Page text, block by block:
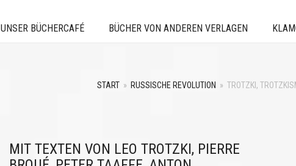
UNSER BÜCHERCAFÉ BÜCHER VON ANDEREN VERLAGEN
START » RUSSISCHE REVOLUTION » TROTZKI,
MIT TEXTEN VON LEO TROTZKI, PIERRE